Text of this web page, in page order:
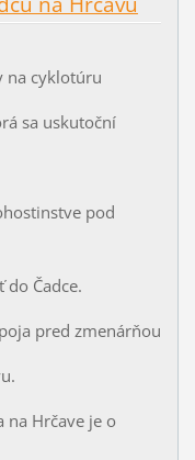
na cyklotúru
sa uskutoční
pod
Čadce.
pred zmenárňou
na Hrčave je o